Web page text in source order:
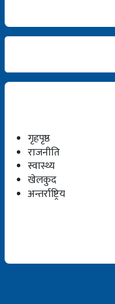
गृहपृष्ठ
राजनीति
स्वास्थ्य
खेलकुद
अन्तर्राष्ट्रिय